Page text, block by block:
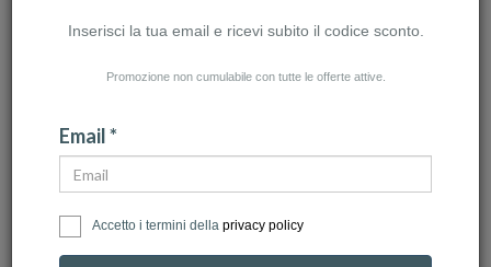
click to zoom
Inserisci la tua email e ricevi subito il codice sconto.
Promozione non cumulabile con tutte le offerte attive.
Email *
Accetto i termini della privacy policy